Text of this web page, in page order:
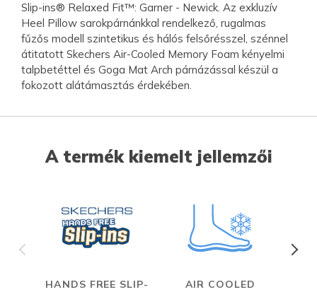
Slip-ins® Relaxed Fit™: Garner - Newick. Az exkluzív
Heel Pillow sarokpárnánkkal rendelkező, rugalmas
fűzős modell szintetikus és hálós felsőrésszel, szénnel
átitatott Skechers Air-Cooled Memory Foam kényelmi
talpbetéttel és Goga Mat Arch párnázással készül a
fokozott alátámasztás érdekében.
A termék kiemelt jellemzői
HANDS FREE SLIP-
AIR COOLED